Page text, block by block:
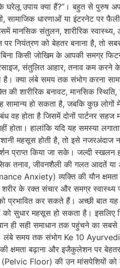
घरेलू उपाय क्या हैं?”। बहुत से पुरुष
सामाजिक धारणाओं या इंटरनेट
मानसिक संतुलन, शारीरिक स्वास्थ्य,
नियंत्रण को बेहतर बनाना है, तो
किसी जोखिम के आपकी समग्र
संतुलित आहार, तनाव कम करने
क्या लंबे समय तक संभोग करना
की शारीरिक बनावट, मानसिक
सामान्य हो सकता है, जबकि कुछ
वह होता है जिसमें दोनों पार्टनर
होता। हालांकि यदि यह समस्या
महसूस होती है, तो इसे
प्राप्त किया जा सके। जल्दी
तनाव, जीवनशैली की गलत आदतें या
Anxiety) व्यक्ति की यौन
के रक्त संचार और समग्र स्वास्थ्य
प्रभावित कर सकते हैं। अच्छी बात
सुधार महसूस हो सकता है। इसलिए
ही सही समाधान तक पहुंचने का
समय तक संभोग Ke 10
बढ़ाना और इजैकुलेशन पर
Floor) की उन मांसपेशियों